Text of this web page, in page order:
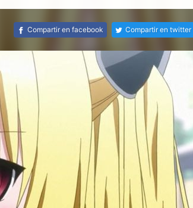
Compartir en facebook Compartir en twitter